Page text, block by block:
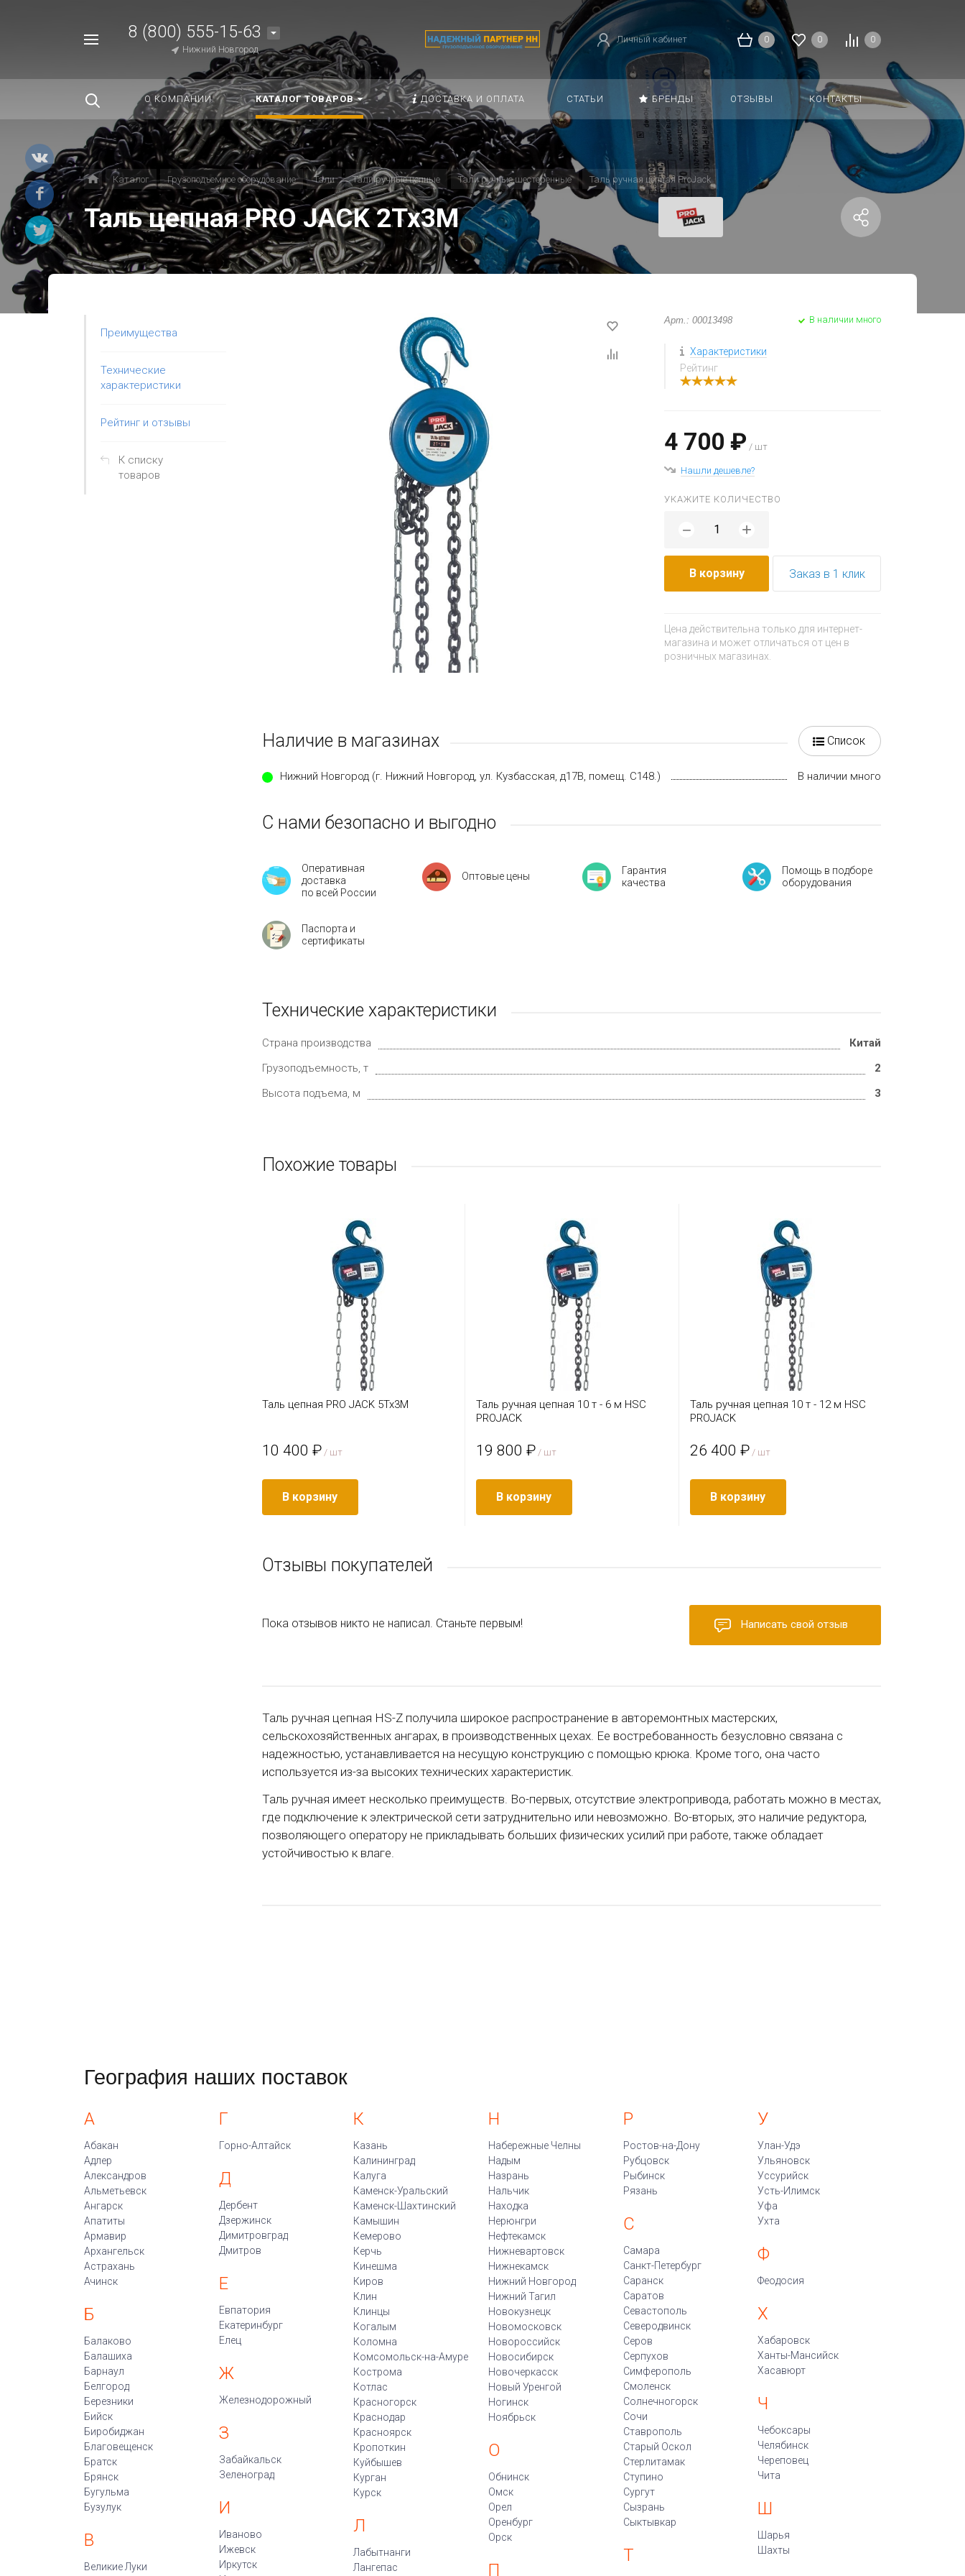
8 (800) 555-15-63
Нижний Новгород
Личный кабинет 0 0 0
О КОМПАНИИ КАТАЛОГ ТОВАРОВ ДОСТАВКА И ОПЛАТА СТАТЬИ БРЕНДЫ ОТЗЫВЫ КОНТАКТЫ
Каталог Грузоподъемное оборудование Тали Тали ручные цепные Тали ручные шестеренные Таль ручная цепная ProJack
Таль цепная PRO JACK 2Тх3М
Преимущества
Технические
характеристики
Рейтинг и отзывы
К списку
товаров
Арт.: 00013498 В наличии много
Характеристики
Рейтинг
4 700 ₽ / шт
Нашли дешевле?
УКАЖИТЕ КОЛИЧЕСТВО
− +
В корзину Заказ в 1 клик
Цена действительна только для интернет-
магазина и может отличаться от цен в
розничных магазинах.
Наличие в магазинах Список
Нижний Новгород (г. Нижний Новгород, ул. Кузбасская, д17В, помещ. С148.) В наличии много
С нами безопасно и выгодно
Оперативная
доставка
по всей России
Оптовые цены
Гарантия
качества
Помощь в подборе
оборудования
Паспорта и
сертификаты
Технические характеристики
Страна производства
Китай
Грузоподъемность, т
2
Высота подъема, м
3
Похожие товары
Таль цепная PRO JACK 5Тх3М
10 400 ₽ / шт
В корзину
Таль ручная цепная 10 т - 6 м HSC
PROJACK
19 800 ₽ / шт
В корзину
Таль ручная цепная 10 т - 12 м HSC
PROJACK
26 400 ₽ / шт
В корзину
Отзывы покупателей
Написать свой отзыв
Пока отзывов никто не написал. Станьте первым!
Таль ручная цепная HS-Z получила широкое распространение в авторемонтных мастерских,
сельскохозяйственных ангарах, в производственных цехах. Ее востребованность безусловно связана с
надежностью, устанавливается на несущую конструкцию с помощью крюка. Кроме того, она часто
используется из-за высоких технических характеристик.
Таль ручная имеет несколько преимуществ. Во-первых, отсутствие электропривода, работать можно в местах,
где подключение к электрической сети затруднительно или невозможно. Во-вторых, это наличие редуктора,
позволяющего оператору не прикладывать больших физических усилий при работе, также обладает
устойчивостью к влаге.
География наших поставок
А
Абакан
Адлер
Александров
Альметьевск
Ангарск
Апатиты
Армавир
Архангельск
Астрахань
Ачинск
Б
Балаково
Балашиха
Барнаул
Белгород
Березники
Бийск
Биробиджан
Благовещенск
Братск
Брянск
Бугульма
Бузулук
В
Великие Луки
Г
Горно-Алтайск
Д
Дербент
Дзержинск
Димитровград
Дмитров
Е
Евпатория
Екатеринбург
Елец
Ж
Железнодорожный
З
Забайкальск
Зеленоград
И
Иваново
Ижевск
Иркутск
К
Казань
Калининград
Калуга
Каменск-Уральский
Каменск-Шахтинский
Камышин
Кемерово
Керчь
Кинешма
Киров
Клин
Клинцы
Когалым
Коломна
Комсомольск-на-Амуре
Кострома
Котлас
Красногорск
Краснодар
Красноярск
Кропоткин
Куйбышев
Курган
Курск
Л
Лабытнанги
Лангепас
Н
Набережные Челны
Надым
Назрань
Нальчик
Находка
Нерюнгри
Нефтекамск
Нижневартовск
Нижнекамск
Нижний Новгород
Нижний Тагил
Новокузнецк
Новомосковск
Новороссийск
Новосибирск
Новочеркасск
Новый Уренгой
Ногинск
Ноябрьск
О
Обнинск
Омск
Орел
Оренбург
Орск
П
Р
Ростов-на-Дону
Рубцовск
Рыбинск
Рязань
С
Самара
Санкт-Петербург
Саранск
Саратов
Севастополь
Северодвинск
Серов
Серпухов
Симферополь
Смоленск
Солнечногорск
Сочи
Ставрополь
Старый Оскол
Стерлитамак
Ступино
Сургут
Сызрань
Сыктывкар
Т
У
Улан-Удэ
Ульяновск
Уссурийск
Усть-Илимск
Уфа
Ухта
Ф
Феодосия
Х
Хабаровск
Ханты-Мансийск
Хасавюрт
Ч
Чебоксары
Челябинск
Череповец
Чита
Ш
Шарья
Шахты